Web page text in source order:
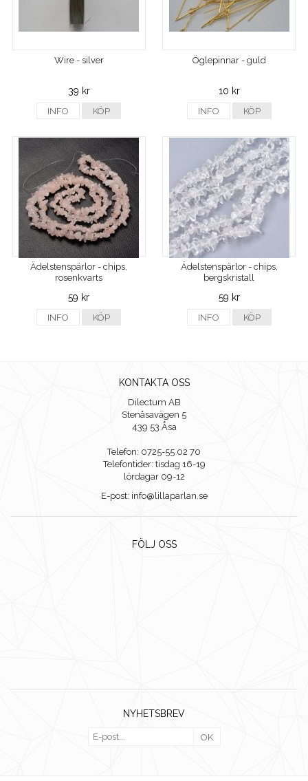
Wire - silver
39 kr
INFO KÖP
Öglepinnar - guld
10 kr
INFO KÖP
Ädelstenspärlor - chips,
rosenkvarts
59 kr
INFO KÖP
Ädelstenspärlor - chips,
bergskristall
59 kr
INFO KÖP
KONTAKTA OSS
Dilectum AB
Stenåsavägen 5
439 53 Åsa
Telefon: 0725-55 02 70
Telefontider: tisdag 16-19
lördagar 09-12
E-post: info@lillaparlan.se
FÖLJ OSS
NYHETSBREV
OK